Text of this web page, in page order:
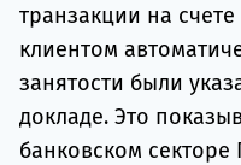
транзакции на
клиентом
занятости были
докладе. Это
банковском